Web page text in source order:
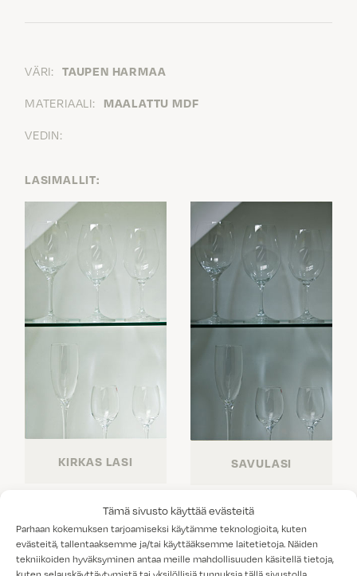
Tämä sivusto käyttää evästeitä
Parhaan kokemuksen tarjoamiseksi käytämme teknologioita, kuten
evästeitä, tallentaaksemme ja/tai käyttääksemme laitetietoja. Näiden
tekniikoiden hyväksyminen antaa meille mahdollisuuden käsitellä tietoja,
VÄRI: TAUPEN HARMAA
MATERIAALI: MAALATTU MDF
VEDIN:
LASIMALLIT:
KIRKAS LASI SAVULASI